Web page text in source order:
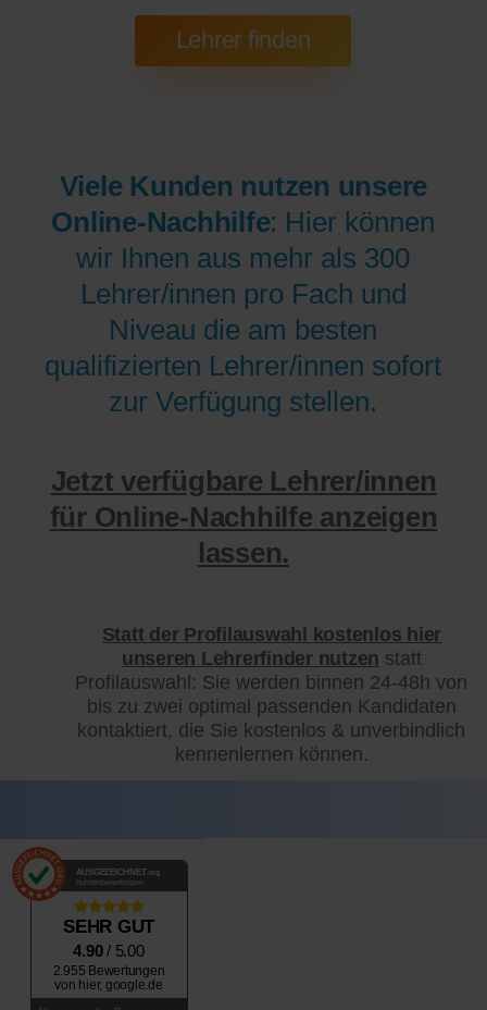
Viele Kunden nutzen unsere
Online-Nachhilfe: Hier können
wir Ihnen aus mehr als 300
Lehrer/innen pro Fach und
Niveau die am besten
qualifizierten Lehrer/innen sofort
zur Verfügung stellen.
Jetzt verfügbare Lehrer/innen
für Online-Nachhilfe anzeigen
lassen.
Statt der Profilauswahl kostenlos hier
unseren Lehrerfinder nutzen statt
Profilauswahl: Sie werden binnen 24-48h von
bis zu zwei optimal passenden Kandidaten
kontaktiert, die Sie kostenlos & unverbindlich
kennenlernen können.
AUSGEZEICHNET .org
Kundenbewertungen
SEHR GUT
4.90/ 5.00
2.955 Bewertungen
von hier, google.de